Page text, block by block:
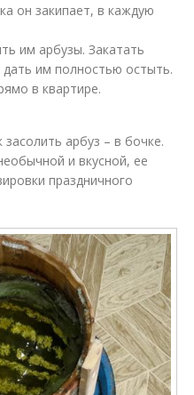
он закипает, в каждую
им арбузы. Закатать
им полностью остыть.
в квартире.
арбуз – в бочке.
и вкусной, ее
праздничного